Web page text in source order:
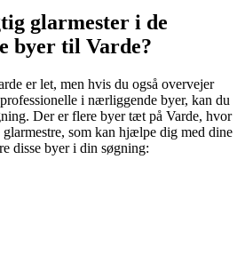
glarmester i de
byer til Varde?
er let, men hvis du også overvejer
i nærliggende byer, kan du
Der er flere byer tæt på Varde, hvor
som kan hjælpe dig med dine
disse byer i din søgning: